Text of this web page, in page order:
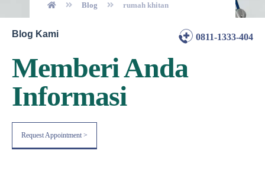
Blog rumah khitan
Blog Kami 0811-1333-404
Memberi Anda
Informasi
Request Appointment >